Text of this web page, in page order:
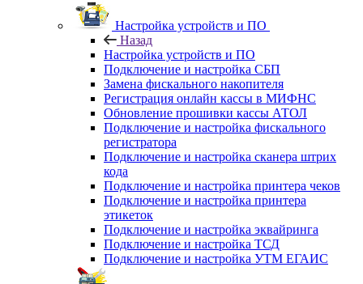
Настройка устройств и ПО
Назад
Настройка устройств и ПО
Подключение и настройка СБП
Замена фискального накопителя
Регистрация онлайн кассы в МИФНС
Обновление прошивки кассы АТОЛ
Подключение и настройка фискального
регистратора
Подключение и настройка сканера штрих
кода
Подключение и настройка принтера чеков
Подключение и настройка принтера
этикеток
Подключение и настройка эквайринга
Подключение и настройка ТСД
Подключение и настройка УТМ ЕГАИС